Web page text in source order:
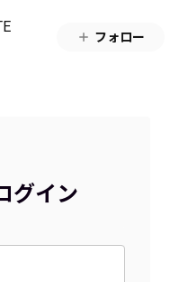
フォロー
グイン